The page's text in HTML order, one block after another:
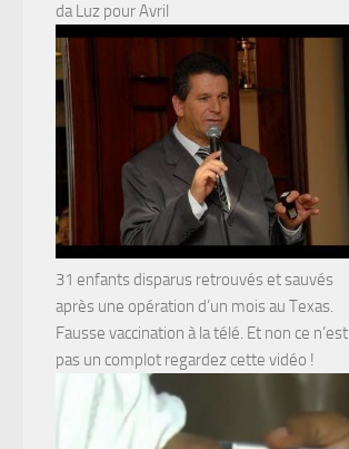
da Luz pour Avril
31 enfants disparus retrouvés et sauvés
après une opération d’un mois au Texas.
Fausse vaccination à la télé. Et non ce n’est
pas un complot regardez cette vidéo !